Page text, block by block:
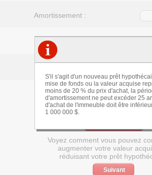
Amortissement :
Montant du versement :
Produit : 5
Voyez comment vous pouvez
augmenter votre valeur
réduisant votre prêt
Suivant
S'il s'agit d'un nouveau prêt
mise de fonds ou la valeur acquise
moins de 20 % du prix d'achat, la
d'amortissement ne peut excéder 25
d'achat de l'immeuble doit être
1 000 000 $.